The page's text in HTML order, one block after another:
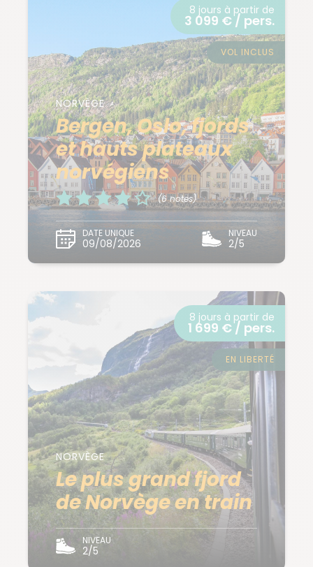
NORVÈGE
Bergen, Oslo, fjords
et hauts plateaux
norvégiens
(6 notes)
DATE UNIQUE
09/08/2026
NIVEAU
2/5
8 jours à partir de
3 099 € / pers.
VOL INCLUS
NORVÈGE
Le plus grand fjord
de Norvège en train
NIVEAU
2/5
8 jours à partir de
1 699 € / pers.
EN LIBERTÉ